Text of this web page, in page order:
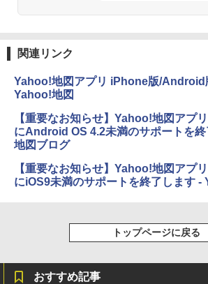
るさ自動調整、色調
持続バッテリー、広
￥32,980
ージ、防水、7インチ
イ、色調調節ライト
テリー、広告無し、
関連リンク
Yahoo!地図アプリ iPhone版/Android
Yahoo!地図
【重要なお知らせ】Yahoo!地図アプ
にAndroid OS 4.2未満のサポートを
地図ブログ
【重要なお知らせ】Yahoo!地図アプ
にiOS9未満のサポートを終了します -
トップページに戻る
おすすめ記事